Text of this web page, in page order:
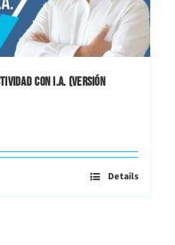
CON I.A. (VERSIÓN
Details